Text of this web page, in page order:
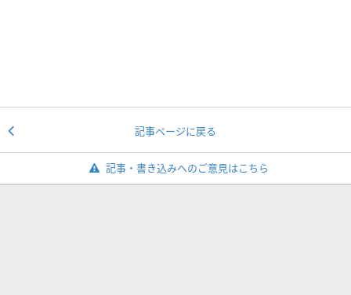
記事ページに戻る
記事・書き込みへのご意見はこちら